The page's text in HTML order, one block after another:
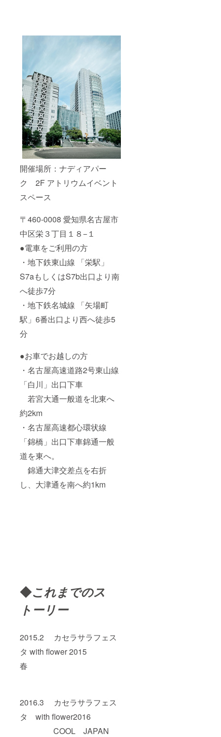
開催場所：ナディアパー
ク 2F アトリウムイベント
スペース
〒460-0008 愛知県名古屋市
中区栄３丁目１８−１
●電車をご利用の方
・地下鉄東山線 「栄駅」
S7aもしくはS7b出口より南
へ徒歩7分
・地下鉄名城線 「矢場町
駅」6番出口より西へ徒歩5
分
●お車でお越しの方
・名古屋高速道路2号東山線
「白川」出口下車
若宮大通一般道を北東へ
約2km
・名古屋高速都心環状線
「錦橋」出口下車錦通一般
道を東へ。
錦通大津交差点を右折
し、大津通を南へ約1km
◆これまでのス
トーリー
2015.2 カセラサラフェス
タ with flower 2015
春
2016.3 カセラサラフェス
タ with flower2016
COOL JAPAN